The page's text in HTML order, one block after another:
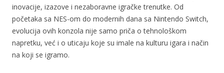
inovacije, izazove i nezaboravne igračke trenutke. Od
početaka sa NES-om do modernih dana sa Nintendo Switch,
evolucija ovih konzola nije samo priča o tehnološkom
napretku, već i o uticaju koje su imale na kulturu igara i način
na koji se igramo.